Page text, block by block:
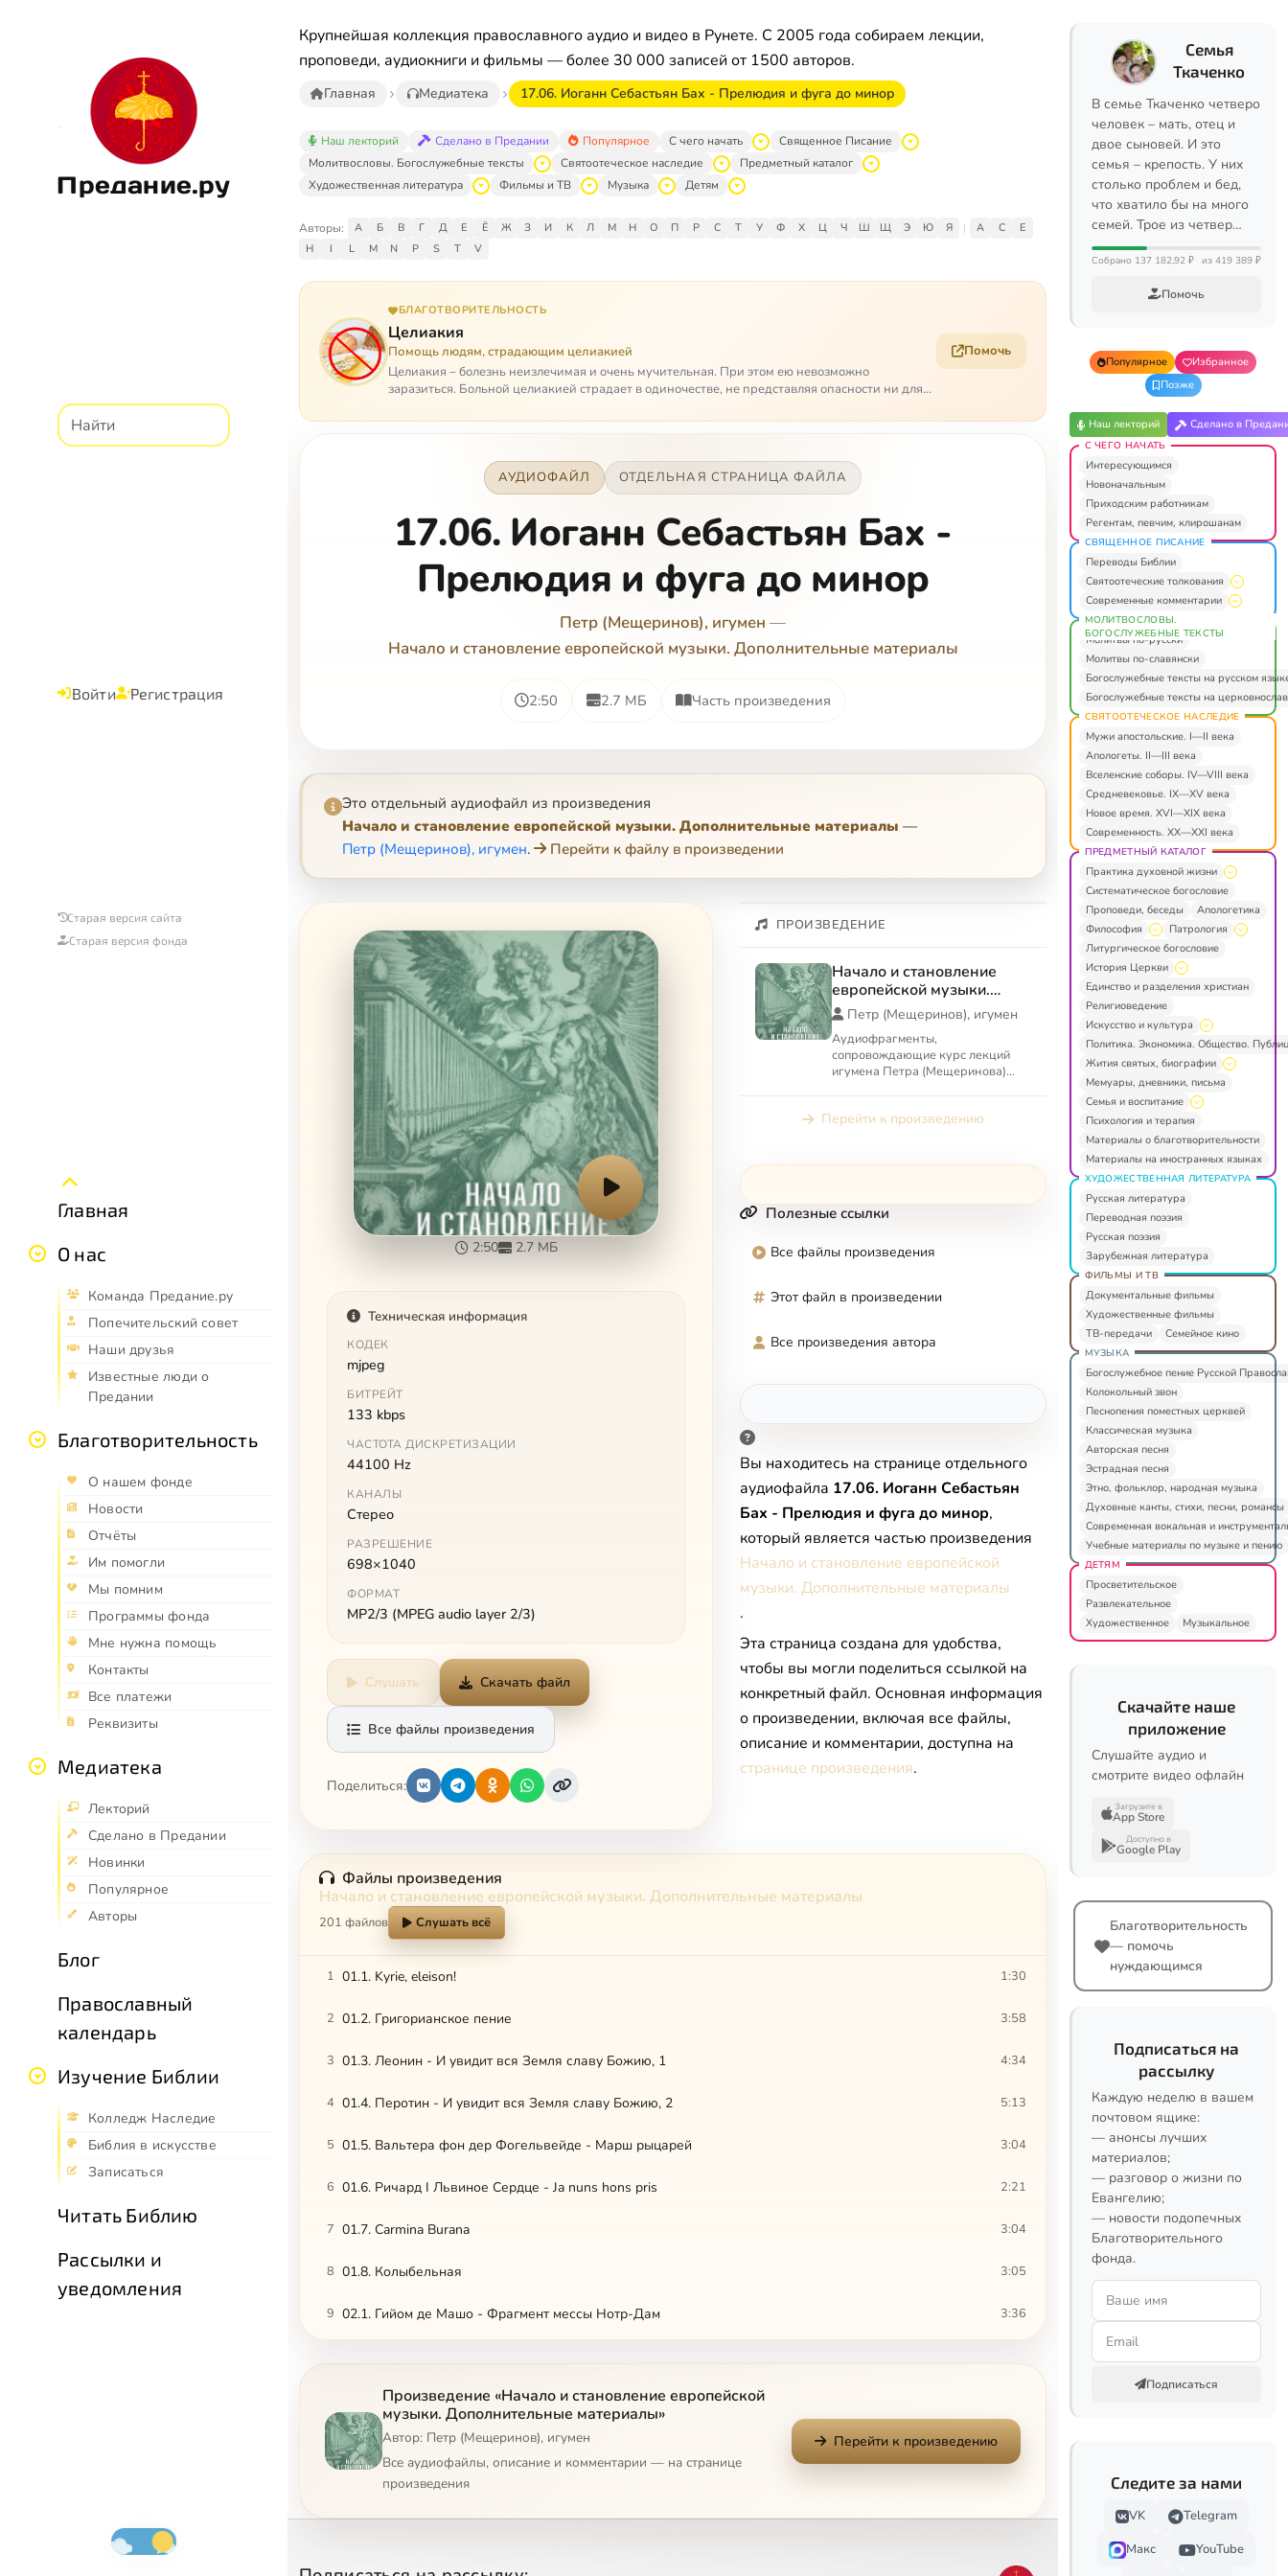
Предание.ру
Войти Регистрация
Старая версия сайта
Старая версия фонда
Главная
О нас
Команда Предание.ру
Попечительский совет
Наши друзья
Известные люди о
Предании
Благотворительность
О нашем фонде
Новости
Отчёты
Им помогли
Мы помним
Программы фонда
Мне нужна помощь
Контакты
Все платежи
Реквизиты
Медиатека
Лекторий
Сделано в Предании
Новинки
Популярное
Авторы
Блог
Православный
календарь
Изучение Библии
Колледж Наследие
Библия в искусстве
Записаться
Читать Библию
Рассылки и
уведомления
Крупнейшая коллекция православного аудио и видео в Рунете. С 2005 года собираем лекции,
проповеди, аудиокниги и фильмы — более 30 000 записей от 1500 авторов.
Главная Медиатека 17.06. Иоганн Себастьян Бах - Прелюдия и фуга до минор
Наш лекторий Сделано в Предании Популярное С чего начать
Священное Писание
Молитвословы. Богослужебные тексты
Святоотеческое наследие
Предметный каталог
Художественная литература
Фильмы и ТВ Музыка Детям
Авторы: А Б В Г Д Е Ё Ж З И К Л М Н О П Р С Т У Ф Х Ц Ч Ш Щ Э Ю Я | A C
E
H
I L M N P S T V
БЛАГОТВОРИТЕЛЬНОСТЬ
Целиакия
Помощь людям, страдающим целиакией
Целиакия – болезнь неизлечимая и очень мучительная. При этом ею невозможно
заразиться. Больной целиакией страдает в одиночестве, не представляя опасности ни для
Помочь
АУДИОФАЙЛ ОТДЕЛЬНАЯ СТРАНИЦА ФАЙЛА
17.06. Иоганн Себастьян Бах -
Прелюдия и фуга до минор
Петр (Мещеринов), игумен —
Начало и становление европейской музыки. Дополнительные материалы
2:50 2.7 МБ Часть произведения
Это отдельный аудиофайл из произведения
Начало и становление европейской музыки. Дополнительные материалы —
Петр (Мещеринов), игумен. Перейти к файлу в произведении
2:50 2.7 МБ
Техническая информация
КОДЕК
mjpeg
БИТРЕЙТ
133 kbps
ЧАСТОТА ДИСКРЕТИЗАЦИИ
44100 Hz
КАНАЛЫ
Стерео
РАЗРЕШЕНИЕ
698×1040
ФОРМАТ
MP2/3 (MPEG audio layer 2/3)
Слушать Скачать файл
Все файлы произведения
Поделиться:
ПРОИЗВЕДЕНИЕ
Начало и становление
европейской музыки.
Дополнительные
материалы
Петр (Мещеринов), игумен
Аудиофрагменты,
сопровождающие курс лекций
игумена Петра (Мещеринова)
Перейти к произведению
Полезные ссылки
Все файлы произведения
Этот файл в произведении
Все произведения автора
Вы находитесь на странице отдельного
аудиофайла 17.06. Иоганн Себастьян
Бах - Прелюдия и фуга до минор,
который является частью произведения
Начало и становление европейской
музыки. Дополнительные материалы
.
Эта страница создана для удобства,
чтобы вы могли поделиться ссылкой на
конкретный файл. Основная информация
о произведении, включая все файлы,
описание и комментарии, доступна на
странице произведения.
Файлы произведения
Начало и становление европейской музыки. Дополнительные материалы
201 файлов Слушать всё
1 01.1. Kyrie, eleison! 1:30
2 01.2. Григорианское пение 3:58
3 01.3. Леонин - И увидит вся Земля славу Божию, 1 4:34
4 01.4. Перотин - И увидит вся Земля славу Божию, 2 5:13
5 01.5. Вальтера фон дер Фогельвейде - Марш рыцарей 3:04
6 01.6. Ричард I Львиное Сердце - Ja nuns hons pris 2:21
7 01.7. Carmina Burana 3:04
8 01.8. Колыбельная 3:05
9 02.1. Гийом де Машо - Фрагмент мессы Нотр-Дам 3:36
02.3. Окегем
12 02.4. Якоб Обрехт - Kyrie, eleison!
02.5. Жоскен Депре - Павана
14 02.6. Орландо ди Лассо - Плач святого апостола Петра 2:37
2:05
Произведение «Начало и становление европейской
музыки. Дополнительные материалы»
Автор: Петр (Мещеринов), игумен
Все аудиофайлы, описание и комментарии — на странице
произведения
Перейти к произведению
Семья
Ткаченко
В семье Ткаченко четверо
человек – мать, отец и
двое сыновей. И это
семья – крепость. У них
столько проблем и бед,
что хватило бы на много
семей. Трое из четвер…
Собрано 137 182,92 ₽ из 419 389 ₽
Помочь
Популярное
Избранное
Позже
Наш лекторий Сделано в
С ЧЕГО НАЧАТЬ
Интересующимся
Новоначальным
Приходским работникам
Регентам, певчим, клирошанам
СВЯЩЕННОЕ ПИСАНИЕ
Переводы Библии
Святоотеческие толкования
Современные комментарии
МОЛИТВОСЛОВЫ.
БОГОСЛУЖЕБНЫЕ ТЕКСТЫ
Молитвы по-русски
Молитвы по-славянски
Богослужебные тексты на русском
Богослужебные тексты на
СВЯТООТЕЧЕСКОЕ НАСЛЕДИЕ
Мужи апостольские. I—II века
Апологеты. II—III века
Вселенские соборы. IV—VIII века
Средневековье. IX—XV века
Новое время. XVI—XIX века
Современность. XX—XXI века
ПРЕДМЕТНЫЙ КАТАЛОГ
Практика духовной жизни
Систематическое богословие
Проповеди, беседы
Апологетика
Философия
Патрология
Литургическое богословие
История Церкви
Единство и разделения христиан
Религиоведение
Искусство и культура
Политика. Экономика. Общество.
Жития святых, биографии
Мемуары, дневники, письма
Семья и воспитание
Психология и терапия
Материалы о благотворительности
Материалы на иностранных языках
ХУДОЖЕСТВЕННАЯ ЛИТЕРАТУРА
Русская литература
Переводная поэзия
Русская поэзия
Зарубежная литература
ФИЛЬМЫ И ТВ
Документальные фильмы
Художественные фильмы
ТВ-передачи
Семейное кино
МУЗЫКА
Богослужебное пение Русской
Колокольный звон
Песнопения поместных церквей
Классическая музыка
Авторская песня
Эстрадная песня
Этно, фольклор, народная музыка
Духовные канты, стихи, песни, романсы
Современная вокальная и
Учебные материалы по музыке и пению
ДЕТЯМ
Просветительское
Развлекательное
Художественное
Музыкальное
Скачайте наше
приложение
Слушайте аудио и
смотрите видео офлайн
Загрузите в
App Store
Доступно в
Google Play
Благотворительность
— помочь
нуждающимся
Подписаться на
рассылку
Каждую неделю в вашем
почтовом ящике:
— анонсы лучших
материалов;
— разговор о жизни по
Евангелию;
— новости подопечных
Благотворительного
фонда.
Подписаться
Следите за нами
VK
Telegram
Макс
YouTube